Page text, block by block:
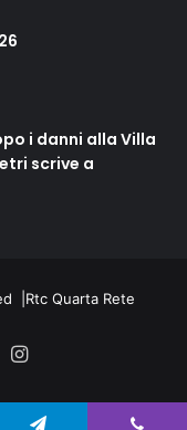
i danni alla Villa
scrive a
| Rtc Quarta Rete
Instagram